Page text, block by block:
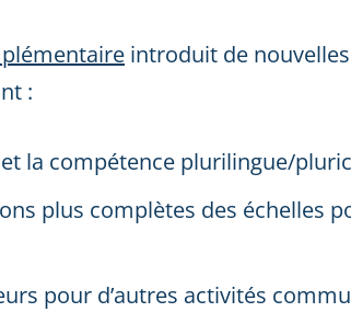
introduit de
:
la compétence plurilingue/
plus complètes des échelles
pour d’autres activités